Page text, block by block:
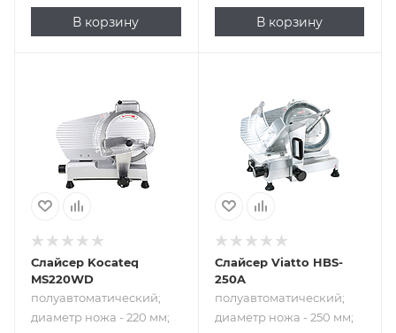
В корзину В корзину
диаметр ножа -
220 мм; от 0 до 13
мм; 220 В; 0.21 кВт
Слайсер Kocateq
MS220WD
полуавтоматический;
диаметр ножа - 220 мм;
диаметр ножа -
250 мм; от 0.2 до
12 мм; 220 В; 0.15
Слайсер Viatto HBS-
250A
полуавтоматический;
диаметр ножа - 250 мм;